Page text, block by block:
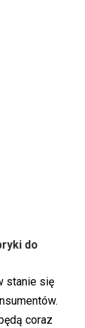
do
stanie się
coraz